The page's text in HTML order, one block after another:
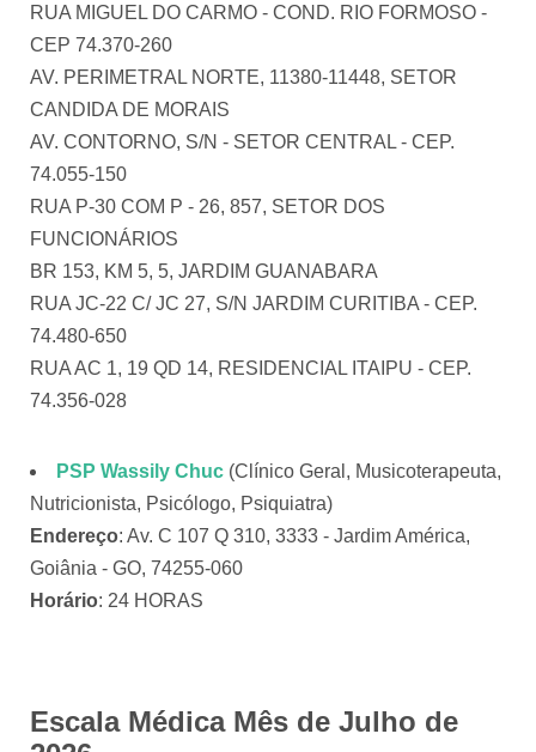
RUA MIGUEL DO CARMO - COND. RIO FORMOSO -
CEP 74.370-260
AV. PERIMETRAL NORTE, 11380-11448, SETOR
CANDIDA DE MORAIS
AV. CONTORNO, S/N - SETOR CENTRAL - CEP.
74.055-150
RUA P-30 COM P - 26, 857, SETOR DOS
FUNCIONÁRIOS
BR 153, KM 5, 5, JARDIM GUANABARA
RUA JC-22 C/ JC 27, S/N JARDIM CURITIBA - CEP.
74.480-650
RUA AC 1, 19 QD 14, RESIDENCIAL ITAIPU - CEP.
74.356-028
PSP Wassily Chuc (Clínico Geral, Musicoterapeuta,
Nutricionista, Psicólogo, Psiquiatra)
Endereço: Av. C 107 Q 310, 3333 - Jardim América,
Goiânia - GO, 74255-060
Horário: 24 HORAS
Escala Médica Mês de Julho de